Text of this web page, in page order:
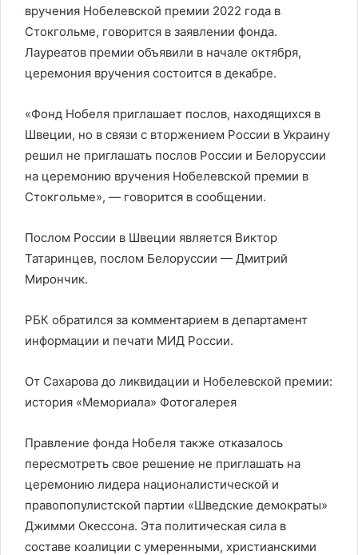
вручения Нобелевской премии 2022 года в
Стокгольме, говорится в заявлении фонда.
Лауреатов премии объявили в начале октября,
церемония вручения состоится в декабре.
«Фонд Нобеля приглашает послов, находящихся в
Швеции, но в связи с вторжением России в Украину
решил не приглашать послов России и Белоруссии
на церемонию вручения Нобелевской премии в
Стокгольме», — говорится в сообщении.
Послом России в Швеции является Виктор
Татаринцев, послом Белоруссии — Дмитрий
Мирончик.
РБК обратился за комментарием в департамент
информации и печати МИД России.
От Сахарова до ликвидации и Нобелевской премии:
история «Мемориала» Фотогалерея
Правление фонда Нобеля также отказалось
пересмотреть свое решение не приглашать на
церемонию лидера националистической и
правопопулистской партии «Шведские демократы»
Джимми Окессона. Эта политическая сила в
составе коалиции с умеренными, христианскими